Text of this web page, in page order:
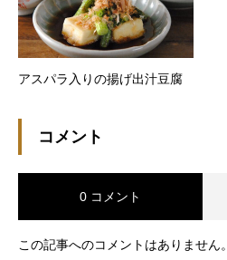
アスパラ入りの揚げ出汁豆腐
コメント
0 コメント
この記事へのコメントはありません。